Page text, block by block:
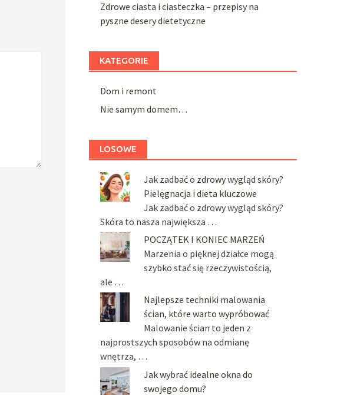
Zdrowe ciasta i ciasteczka – przepisy na
pyszne desery dietetyczne
KATEGORIE
Dom i remont
Nie samym domem…
LOSOWE
Jak zadbać o zdrowy wygląd skóry?
Pielęgnacja i dieta kluczowe
Jak zadbać o zdrowy wygląd skóry?
Skóra to nasza największa …
POCZĄTEK I KONIEC MARZEŃ
Marzenia o pięknej działce mogą
szybko stać się rzeczywistością,
ale …
Najlepsze techniki malowania
ścian, które warto wypróbować
Malowanie ścian to jeden z
najprostszych sposobów na odmianę
wnętrza, …
Jak wybrać idealne okna do
swojego domu?